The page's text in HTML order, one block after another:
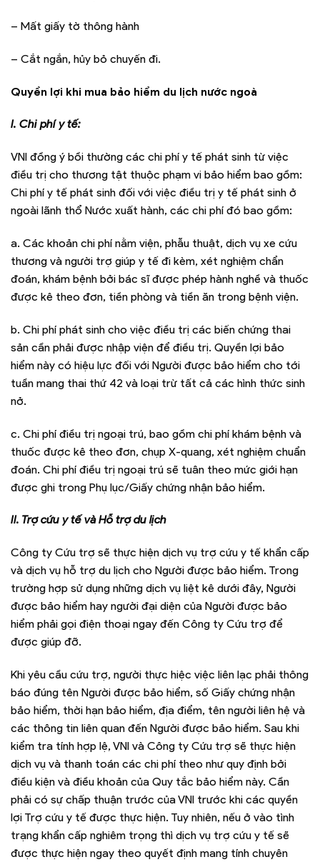
– Mất giấy tờ thông hành
– Cắt ngắn, hủy bỏ chuyến đi.
Quyền lợi khi mua bảo hiểm du lịch nước ngoà
I. Chi phí y tế:
VNI đồng ý bồi thường các chi phí y tế phát sinh từ việc
điều trị cho thương tật thuộc phạm vi bảo hiểm bao gồm:
Chi phí y tế phát sinh đối với việc điều trị y tế phát sinh ở
ngoài lãnh thổ Nước xuất hành, các chi phí đó bao gồm:
a. Các khoản chi phí nằm viện, phẫu thuật, dịch vụ xe cứu
thương và người trợ giúp y tế đi kèm, xét nghiệm chẩn
đoán, khám bệnh bởi bác sĩ được phép hành nghề và thuốc
được kê theo đơn, tiền phòng và tiền ăn trong bệnh viện.
b. Chi phí phát sinh cho việc điều trị các biến chứng thai
sản cần phải được nhập viện để điều trị. Quyền lợi bảo
hiểm này có hiệu lực đối với Người được bảo hiểm cho tới
tuần mang thai thứ 42 và loại trừ tất cả các hình thức sinh
nở.
c. Chi phí điều trị ngoại trú, bao gồm chi phí khám bệnh và
thuốc được kê theo đơn, chụp X-quang, xét nghiệm chuẩn
đoán. Chi phí điều trị ngoại trú sẽ tuân theo mức giới hạn
được ghi trong Phụ lục/Giấy chứng nhận bảo hiểm.
II. Trợ cứu y tế và Hỗ trợ du lịch
Công ty Cứu trợ sẽ thực hiện dịch vụ trợ cứu y tế khẩn cấp
và dịch vụ hỗ trợ du lịch cho Người được bảo hiểm. Trong
trường hợp sử dụng những dịch vụ liệt kê dưới đây, Người
được bảo hiểm hay người đại diện của Người được bảo
hiểm phải gọi điện thoại ngay đến Công ty Cứu trợ để
được giúp đỡ.
Khi yêu cầu cứu trợ, người thực hiệc việc liên lạc phải thông
báo đúng tên Người được bảo hiểm, số Giấy chứng nhận
bảo hiểm, thời hạn bảo hiểm, địa điểm, tên người liên hệ và
các thông tin liên quan đến Người được bảo hiểm. Sau khi
kiểm tra tính hợp lệ, VNI và Công ty Cứu trợ sẽ thực hiện
dịch vụ và thanh toán các chi phí theo như quy định bởi
điều kiện và điều khoản của Quy tắc bảo hiểm này. Cần
phải có sự chấp thuận trước của VNI trước khi các quyền
lợi Trợ cứu y tế được thực hiện. Tuy nhiên, nếu ở vào tình
trạng khẩn cấp nghiêm trọng thì dịch vụ trợ cứu y tế sẽ
được thực hiện ngay theo quyết định mang tính chuyên